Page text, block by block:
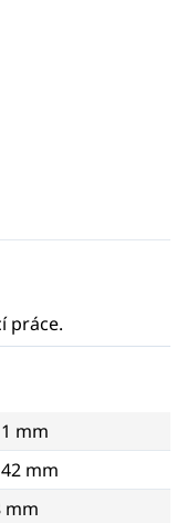
práce.
mm
mm
mm